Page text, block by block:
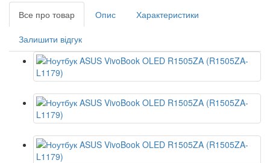
Все про товар Опис Характеристики
Залишити відгук